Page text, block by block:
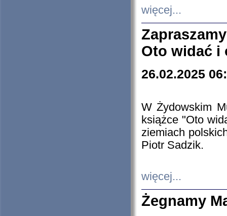
więcej...
Oto widać i
26.02.2025
W Żydowskim
książce "Oto
ziemiach
Piotr Sadzik.
więcej...
Żegnamy